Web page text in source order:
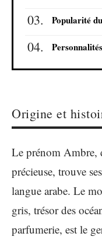
Popularité
Origine et
Le prénom Ambre,
précieuse, trouve
langue arabe. Le
gris, trésor des
parfumerie, est le